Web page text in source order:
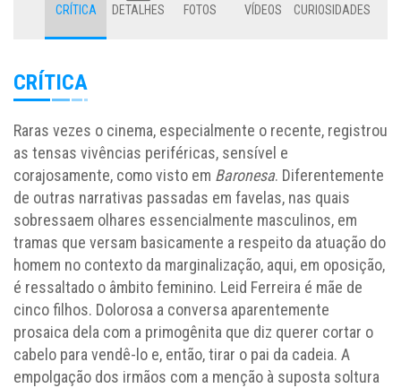
CRÍTICA DETALHES FOTOS VÍDEOS CURIOSIDADES
CRÍTICA
Raras vezes o cinema, especialmente o recente, registrou
as tensas vivências periféricas, sensível e
corajosamente, como visto em Baronesa. Diferentemente
de outras narrativas passadas em favelas, nas quais
sobressaem olhares essencialmente masculinos, em
tramas que versam basicamente a respeito da atuação do
homem no contexto da marginalização, aqui, em oposição,
é ressaltado o âmbito feminino. Leid Ferreira é mãe de
cinco filhos. Dolorosa a conversa aparentemente
prosaica dela com a primogênita que diz querer cortar o
cabelo para vendê-lo e, então, tirar o pai da cadeia. A
empolgação dos irmãos com a menção à suposta soltura